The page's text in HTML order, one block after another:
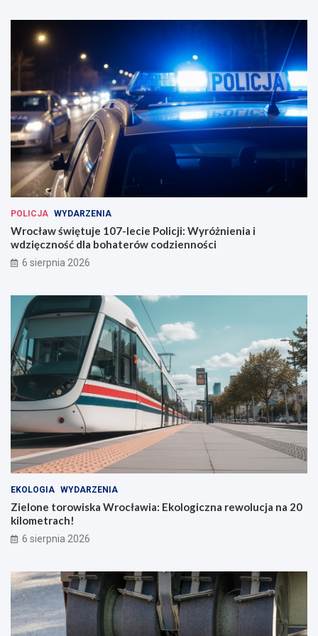
w
a
w
e
W
r
o
c
ł
w
i
u
u
w
POLICJA WYDARZENIA
Wrocław świętuje 107-lecie Policji: Wyróżnienia i
wdzięczność dla bohaterów codzienności
6 sierpnia 2026
EKOLOGIA WYDARZENIA
Zielone torowiska Wrocławia: Ekologiczna rewolucja na 20
kilometrach!
6 sierpnia 2026